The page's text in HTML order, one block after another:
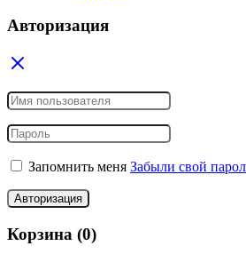
Авторизация
Запомнить меня Забыли свой
Авторизация
Корзина (0)